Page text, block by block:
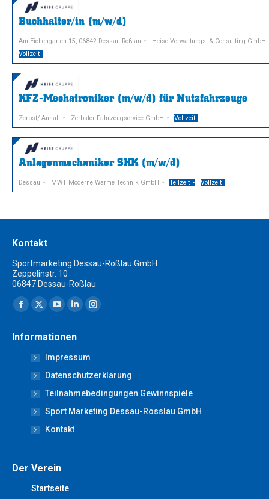
Buchhalter/in (m/w/d)
Am Eichengarten 15, 06842 Dessau-Roßlau
Heise Verwaltungs- & Consulting GmbH
Vollzeit
KFZ-Mechatroniker (m/w/d) für Nutzfahrzeuge
Zerbst/ Anhalt Zerbster Fahrzeugservice GmbH Vollzeit
Anlagenmechaniker SHK (m/w/d)
Dessau MWT Moderne Wärme Technik GmbH Teilzeit Vollzeit
Kontakt
Sportmarketing Dessau-Roßlau GmbH
Zeppelinstr. 10
06847 Dessau-Roßlau
Finden Sie uns auf:
Facebook
opens
new
window
X
opens
in
new
window
YouTube
opens
in
new
window
Linkedin
opens
in
new
window
Instagram
new
window
Informationen
Impressum
Datenschutzerklärung
Teilnahmebedingungen Gewinnspiele
Sport Marketing Dessau-Rosslau GmbH
Kontakt
Der Verein
Startseite